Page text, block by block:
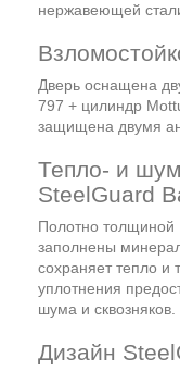
нержавеющей
Дверь оснащена
797 + цилиндр
защищена двумя
Тепло- и
SteelGuard
Полотно
заполнены
сохраняет тепло и
уплотнения
шума и сквозняков.
Дизайн